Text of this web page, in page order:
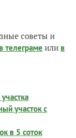
советы и
в телеграме или в
участок с
в 5 соток